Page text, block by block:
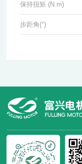
保持扭矩 (N.m)
步距角(°)